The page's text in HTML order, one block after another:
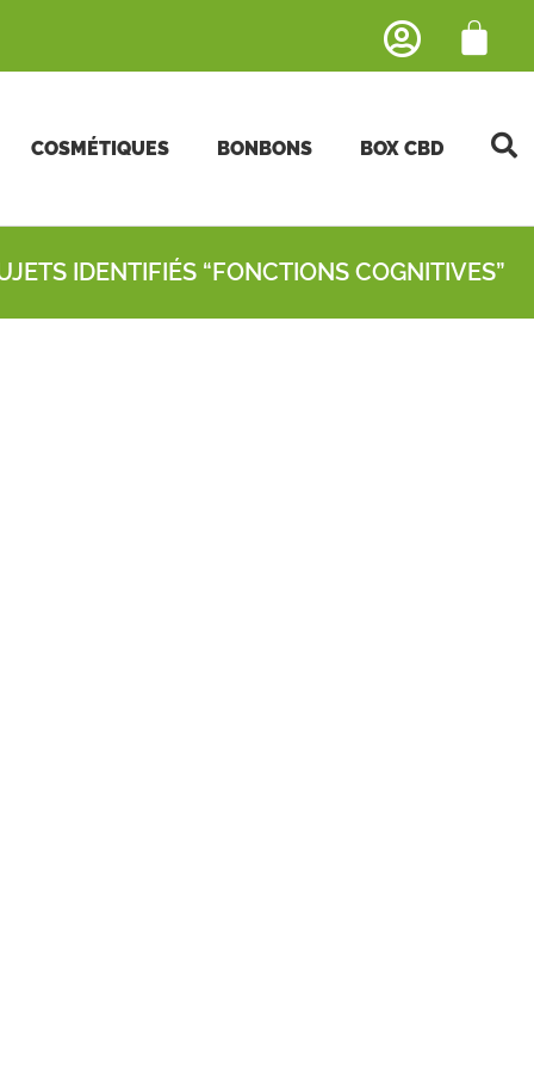
COSMÉTIQUES BONBONS BOX CBD
IDENTIFIÉS “FONCTIONS COGNITIVES”